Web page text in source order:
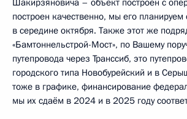
Шакирзяновича – объект построен с
построен качественно, мы его планируем
в середине октября. Также этот же
«Бамтоннельстрой-Мост», по Вашему
путепровода через Транссиб, это
городского типа Новобурейский и в
тоже в графике, финансирование
мы их сдаём в 2024 и в 2025 году